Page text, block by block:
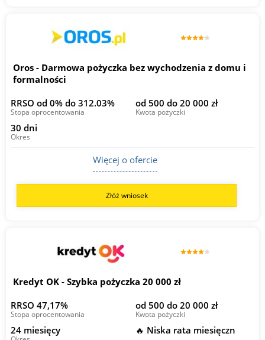
Oros - Darmowa pożyczka bez wychodzenia z domu i
formalności
RRSO od 0% do 312.03%
Stopa oprocentowania
od 500 do 20 000 zł
Kwota pożyczki
30 dni
Okres
Więcej o ofercie
Złóż wniosek
Kredyt OK - Szybka pożyczka 20 000 zł
RRSO 47,17%
Stopa oprocentowania
od 500 do 20 000 zł
Kwota pożyczki
24 miesięcy 🔥 Niska rata miesięczn